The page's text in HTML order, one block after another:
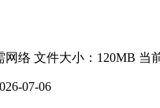
网络 文件大小：120MB 当
07-06